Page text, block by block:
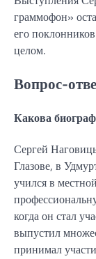
граммофон»
его
целом.
Вопрос-
Какова
Сергей
Глазове, в
учился в
когда он стал
выпустил
принимал